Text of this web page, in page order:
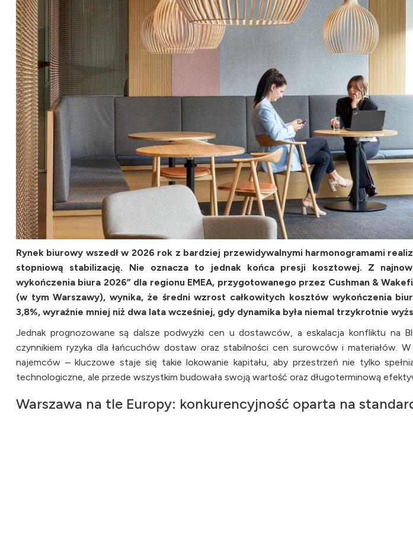
Rynek biurowy wszedł w 2026 rok z bardziej przewidywalnymi harmonogramami
stopniową stabilizację. Nie oznacza to jednak końca presji kosztowej. Z
wykończenia biura 2026” dla regionu EMEA, przygotowanego przez Cushman &
(w tym Warszawy), wynika, że średni wzrost całkowitych kosztów wykończenia
3,8%, wyraźnie mniej niż dwa lata wcześniej, gdy dynamika była niemal trzykrotnie
Jednak prognozowane są dalsze podwyżki cen u dostawców, a eskalacja konfliktu na
czynnikiem ryzyka dla łańcuchów dostaw oraz stabilności cen surowców i materiałów.
najemców – kluczowe staje się takie lokowanie kapitału, aby przestrzeń nie tylko
technologiczne, ale przede wszystkim budowała swoją wartość oraz długoterminową
Warszawa na tle Europy: konkurencyjność oparta na